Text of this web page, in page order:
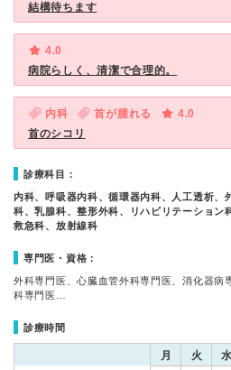
結構待ちます
4.0
病院らしく、清潔で合理的。
内科 首が腫れる
4.0
首のシコリ
診療科目：
内科、呼吸器内科、循環器内科、人工透析、
科、乳腺科、整形外科、リハビリテーション
救急科、放射線科
専門医・資格：
外科専門医、心臓血管外科専門医、消化器病
科専門医…
診療時間
月 火 水